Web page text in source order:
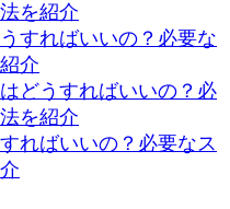
を紹介
すればいいの？必要な
介
どうすればいいの？必
を紹介
ればいいの？必要なス